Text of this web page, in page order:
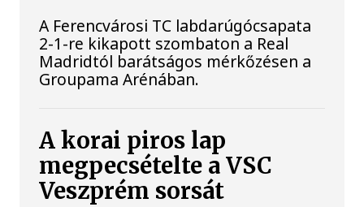
A Ferencvárosi TC labdarúgócsapata
2-1-re kikapott szombaton a Real
Madridtól barátságos mérkőzésen a
Groupama Arénában.
A korai piros lap
megpecsételte a VSC
Veszprém sorsát